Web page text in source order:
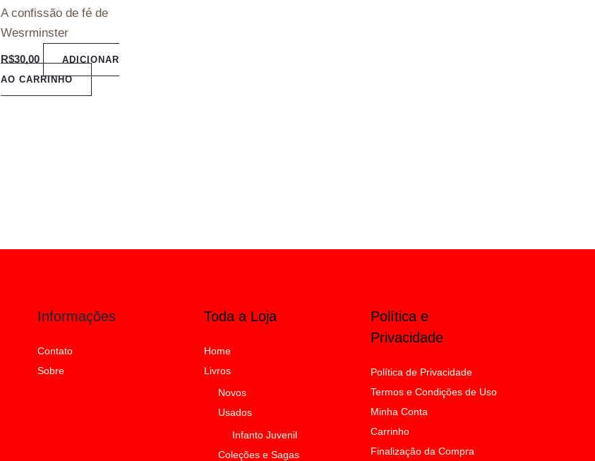
A confissão de fé de
Wesrminster
R$30,00
ADICIONAR
AO CARRINHO
Informações
Contato
Sobre
Toda a Loja
Home
Livros
Novos
Usados
Infanto Juvenil
Coleções e Sagas
Política e
Privacidade
Política de Privacidade
Termos e Condições de Uso
Minha Conta
Carrinho
Finalização da Compra